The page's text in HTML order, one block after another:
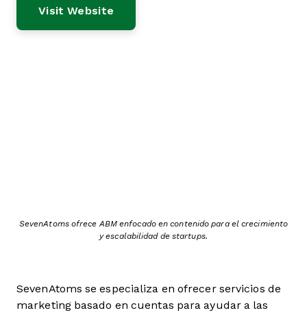
Visit Website
SevenAtoms ofrece ABM enfocado en contenido para el crecimiento
y escalabilidad de startups.
SevenAtoms se especializa en ofrecer servicios de
marketing basado en cuentas para ayudar a las